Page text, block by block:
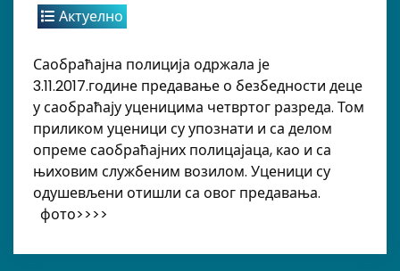
Актуелно
Саобраћајна полиција одржала је
3.11.2017.године предавање о безбедности деце
у саобраћају уценицима четвртог разреда. Том
приликом уценици су упознати и са делом
опреме саобраћајних полицајаца, као и са
њиховим службеним возилом. Уценици су
одушевљени отишли са овог предавања.
фото>>>>